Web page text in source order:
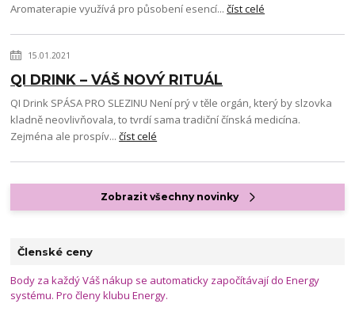
Aromaterapie využívá pro působení esencí...číst celé
15.01.2021
QI DRINK – VÁŠ NOVÝ RITUÁL
QI Drink SPÁSA PRO SLEZINU Není prý v těle orgán, který by slzovka
kladně neovlivňovala, to tvrdí sama tradiční čínská medicína.
Zejména ale prospív...číst celé
Zobrazit všechny novinky
Členské ceny
Body za každý Váš nákup se automaticky započítávají do Energy
systému. Pro členy klubu Energy.